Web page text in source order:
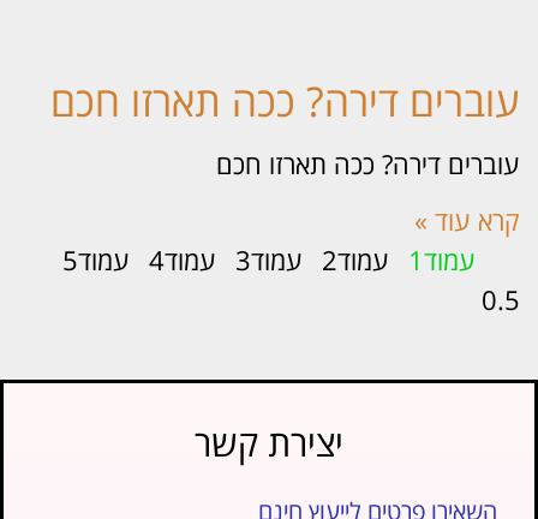
דירה? ככה תארזו חכם
דירה? ככה תארזו חכם
עוד »
עמוד1 עמוד2 עמוד3 עמוד4 עמוד5
יצירת קשר
השאירו פרטים לייעוץ חינם